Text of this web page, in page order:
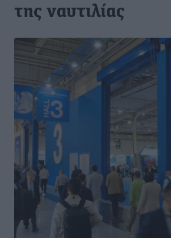
της ναυτιλίας